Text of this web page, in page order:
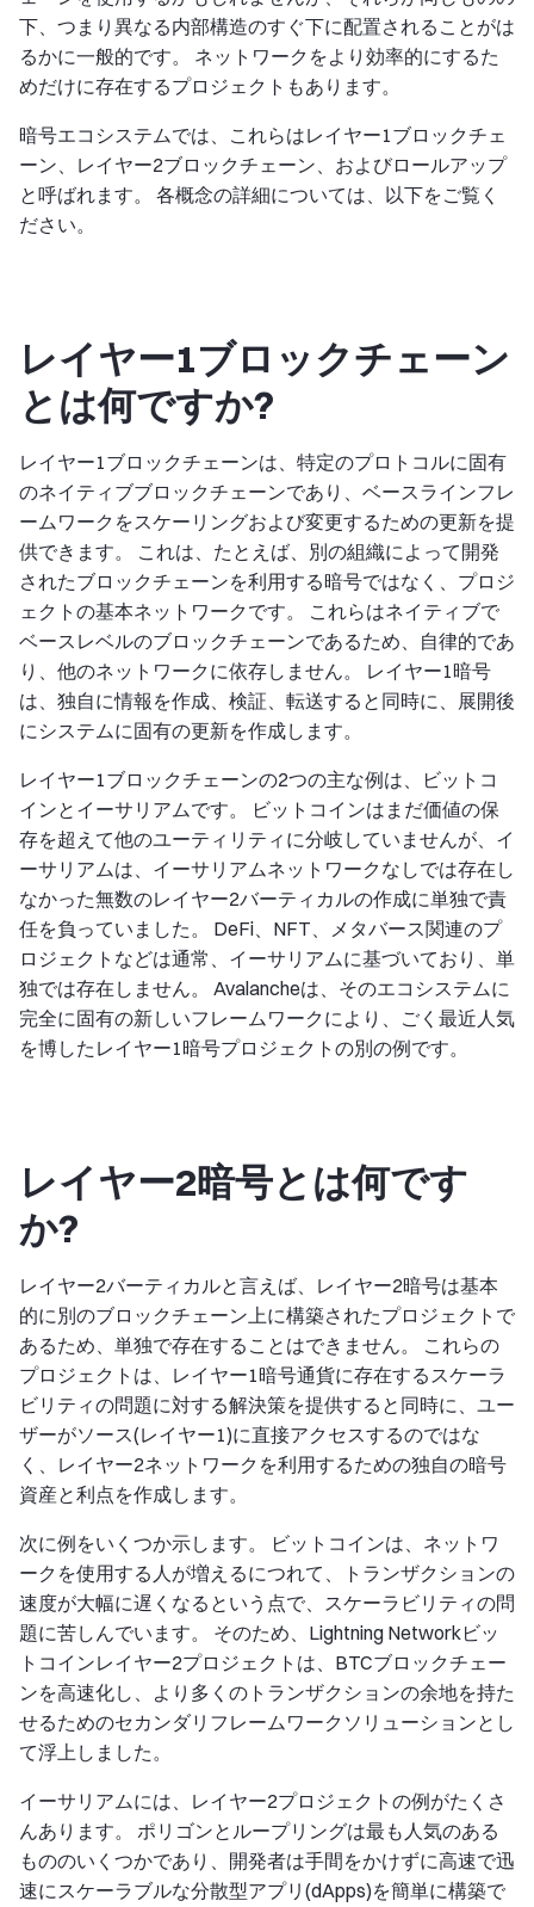
下、つまり異なる内部構造のすぐ下に配置されることがは
るかに一般的です。 ネットワークをより効率的にするた
めだけに存在するプロジェクトもあります。
暗号エコシステムでは、これらはレイヤー1ブロックチェ
ーン、レイヤー2ブロックチェーン、およびロールアップ
と呼ばれます。 各概念の詳細については、以下をご覧く
ださい。
レイヤー1ブロックチェーン
とは何ですか?
レイヤー1ブロックチェーンは、特定のプロトコルに固有
のネイティブブロックチェーンであり、ベースラインフレ
ームワークをスケーリングおよび変更するための更新を提
供できます。 これは、たとえば、別の組織によって開発
されたブロックチェーンを利用する暗号ではなく、プロジ
ェクトの基本ネットワークです。 これらはネイティブで
ベースレベルのブロックチェーンであるため、自律的であ
り、他のネットワークに依存しません。 レイヤー1暗号
は、独自に情報を作成、検証、転送すると同時に、展開後
にシステムに固有の更新を作成します。
レイヤー1ブロックチェーンの2つの主な例は、ビットコ
インとイーサリアムです。 ビットコインはまだ価値の保
存を超えて他のユーティリティに分岐していませんが、イ
ーサリアムは、イーサリアムネットワークなしでは存在し
なかった無数のレイヤー2バーティカルの作成に単独で責
任を負っていました。 DeFi、NFT、メタバース関連のプ
ロジェクトなどは通常、イーサリアムに基づいており、単
独では存在しません。 Avalancheは、そのエコシステムに
完全に固有の新しいフレームワークにより、ごく最近人気
を博したレイヤー1暗号プロジェクトの別の例です。
レイヤー2暗号とは何です
か?
レイヤー2バーティカルと言えば、レイヤー2暗号は基本
的に別のブロックチェーン上に構築されたプロジェクトで
あるため、単独で存在することはできません。 これらの
プロジェクトは、レイヤー1暗号通貨に存在するスケーラ
ビリティの問題に対する解決策を提供すると同時に、ユー
ザーがソース(レイヤー1)に直接アクセスするのではな
く、レイヤー2ネットワークを利用するための独自の暗号
資産と利点を作成します。
次に例をいくつか示します。 ビットコインは、ネットワ
ークを使用する人が増えるにつれて、トランザクションの
速度が大幅に遅くなるという点で、スケーラビリティの問
題に苦しんでいます。 そのため、Lightning Networkビッ
トコインレイヤー2プロジェクトは、BTCブロックチェー
ンを高速化し、より多くのトランザクションの余地を持た
せるためのセカンダリフレームワークソリューションとし
て浮上しました。
イーサリアムには、レイヤー2プロジェクトの例がたくさ
んあります。 ポリゴンとループリングは最も人気のある
もののいくつかであり、開発者は手間をかけずに高速で迅
速にスケーラブルな分散型アプリ(dApps)を簡単に構築で